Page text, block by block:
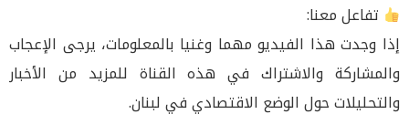
تفاعل معنا:
إذا وجدت هذا الفيديو مهما وغنيا بالمعلومات، يرجى الإعجاب
والمشاركة والاشتراك في هذه القناة للمزيد من الأخبار
والتحليلات حول الوضع الاقتصادي في لبنان.